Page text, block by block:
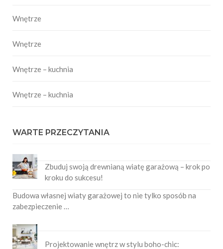
Wnętrze
Wnętrze
Wnętrze – kuchnia
Wnętrze – kuchnia
WARTE PRZECZYTANIA
Zbuduj swoją drewnianą wiatę garażową – krok po
kroku do sukcesu!
Budowa własnej wiaty garażowej to nie tylko sposób na
zabezpieczenie …
Projektowanie wnętrz w stylu boho-chic: